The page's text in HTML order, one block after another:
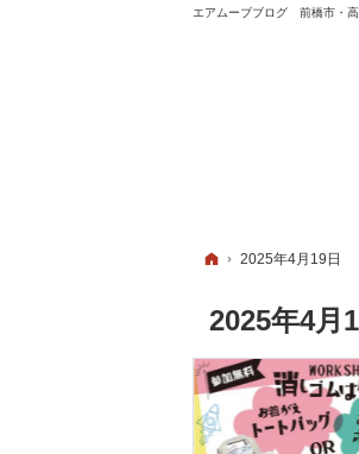
ホーム
2025年4月19日
2025年4月
エアムーブブログ 前橋市・